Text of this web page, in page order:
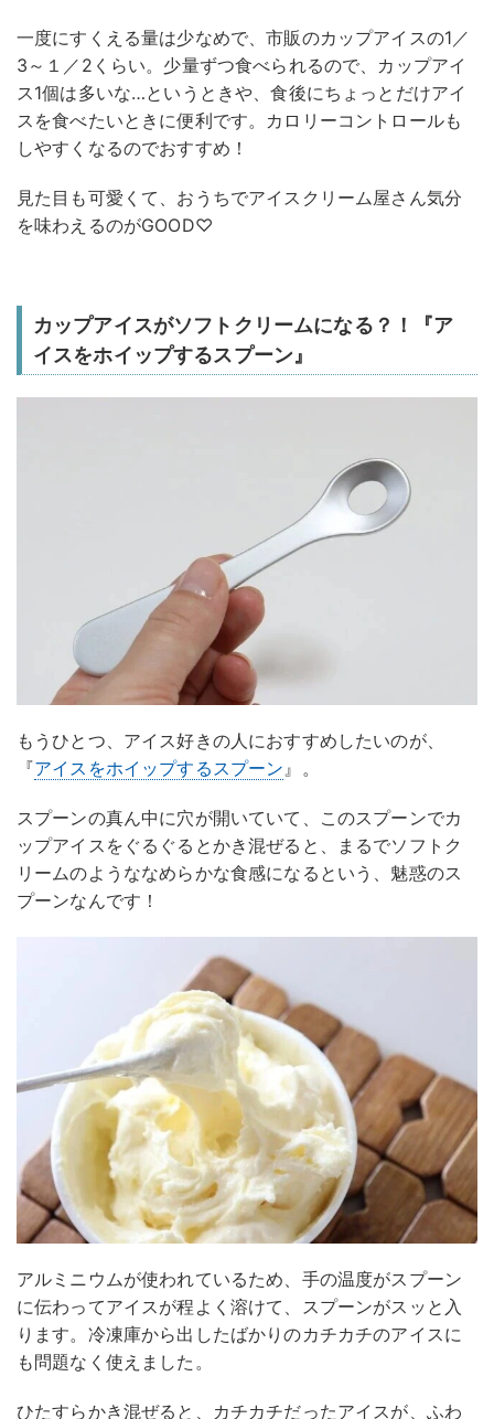
一度にすくえる量は少なめで、市販のカップアイスの1／
3～１／2くらい。少量ずつ食べられるので、カップアイ
ス1個は多いな…というときや、食後にちょっとだけアイ
スを食べたいときに便利です。カロリーコントロールも
しやすくなるのでおすすめ！
見た目も可愛くて、おうちでアイスクリーム屋さん気分
を味わえるのがGOOD♡
カップアイスがソフトクリームになる？！『ア
イスをホイップするスプーン』
もうひとつ、アイス好きの人におすすめしたいのが、
『アイスをホイップするスプーン 』。
スプーンの真ん中に穴が開いていて、このスプーンでカ
ップアイスをぐるぐるとかき混ぜると、まるでソフトク
リームのようななめらかな食感になるという、魅惑のス
プーンなんです！
アルミニウムが使われているため、手の温度がスプーン
に伝わってアイスが程よく溶けて、スプーンがスッと入
ります。冷凍庫から出したばかりのカチカチのアイスに
も問題なく使えました。
ひたすらかき混ぜると、カチカチだったアイスが、ふわ